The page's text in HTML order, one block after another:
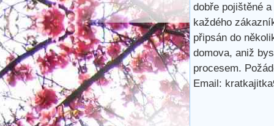
dobře pojištěné
každého
připsán do
domova, aniž
procesem.
Email: